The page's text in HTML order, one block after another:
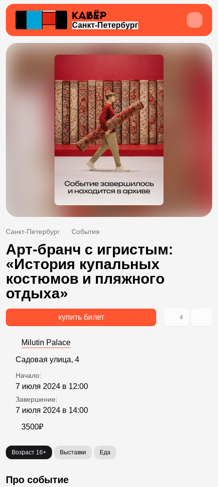
Санкт-Петербург
Санкт-Петербург События
Арт-бранч с игристым:
«История купальных
костюмов и пляжного
отдыха»
купить билет 4
Milutin Palace
Садовая улица, 4
Начало:
7 июля 2024 в 12:00
Завершение:
7 июля 2024 в 14:00
3500₽
Возраст 16+ Выставки Еда
Про событие